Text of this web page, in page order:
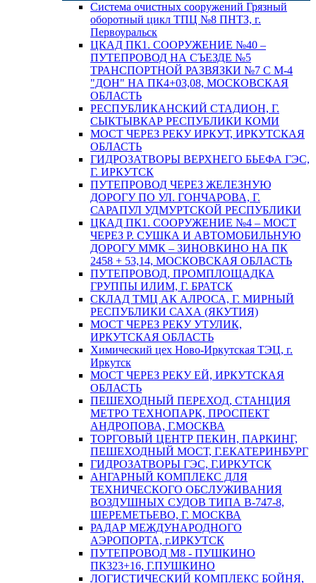
Система очистных сооружений Грязный
оборотный цикл ТПЦ №8 ПНТЗ, г.
Первоуральск
ЦКАД ПК1. СООРУЖЕНИЕ №40 –
ПУТЕПРОВОД НА СЪЕЗДЕ №5
ТРАНСПОРТНОЙ РАЗВЯЗКИ №7 С М-4
"ДОН" НА ПК4+03,08, МОСКОВСКАЯ
ОБЛАСТЬ
РЕСПУБЛИКАНСКИЙ СТАДИОН, Г.
СЫКТЫВКАР РЕСПУБЛИКИ КОМИ
МОСТ ЧЕРЕЗ РЕКУ ИРКУТ, ИРКУТСКАЯ
ОБЛАСТЬ
ГИДРОЗАТВОРЫ ВЕРХНЕГО БЬЕФА ГЭС,
Г. ИРКУТСК
ПУТЕПРОВОД ЧЕРЕЗ ЖЕЛЕЗНУЮ
ДОРОГУ ПО УЛ. ГОНЧАРОВА, Г.
САРАПУЛ УДМУРТСКОЙ РЕСПУБЛИКИ
ЦКАД ПК1. СООРУЖЕНИЕ №4 – МОСТ
ЧЕРЕЗ Р. СУШКА И АВТОМОБИЛЬНУЮ
ДОРОГУ ММК – ЗИНОВКИНО НА ПК
2458 + 53,14, МОСКОВСКАЯ ОБЛАСТЬ
ПУТЕПРОВОД, ПРОМПЛОЩАДКА
ГРУППЫ ИЛИМ, Г. БРАТСК
СКЛАД ТМЦ АК АЛРОСА, Г. МИРНЫЙ
РЕСПУБЛИКИ САХА (ЯКУТИЯ)
МОСТ ЧЕРЕЗ РЕКУ УТУЛИК,
ИРКУТСКАЯ ОБЛАСТЬ
Химический цех Ново-Иркутская ТЭЦ, г.
Иркутск
МОСТ ЧЕРЕЗ РЕКУ ЕЙ, ИРКУТСКАЯ
ОБЛАСТЬ
ПЕШЕХОДНЫЙ ПЕРЕХОД, СТАНЦИЯ
МЕТРО ТЕХНОПАРК, ПРОСПЕКТ
АНДРОПОВА, Г.МОСКВА
ТОРГОВЫЙ ЦЕНТР ПЕКИН, ПАРКИНГ,
ПЕШЕХОДНЫЙ МОСТ, Г.ЕКАТЕРИНБУРГ
ГИДРОЗАТВОРЫ ГЭС, Г.ИРКУТСК
АНГАРНЫЙ КОМПЛЕКС ДЛЯ
ТЕХНИЧЕСКОГО ОБСЛУЖИВАНИЯ
ВОЗДУШНЫХ СУДОВ ТИПА В-747-8,
ШЕРЕМЕТЬЕВО, Г. МОСКВА
РАДАР МЕЖДУНАРОДНОГО
АЭРОПОРТА, г.ИРКУТСК
ПУТЕПРОВОД М8 - ПУШКИНО
ПК323+16, Г.ПУШКИНО
ЛОГИСТИЧЕСКИЙ КОМПЛЕКС БОЙНЯ,